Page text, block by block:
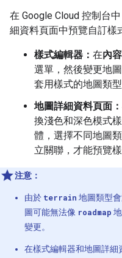
在 Google Cloud 控制台
細資料頁面中預覽自訂樣
樣式編輯器： 在內
選單，然後變更地
套用樣式的地圖類型
地圖詳細資料頁面：
換淺色和深色模式
體，選擇不同地圖
立關聯，才能預覽樣
注意：
由於 terrain 地圖類型
圖可能無法像 roadmap
變更。
在樣式編輯器和地圖詳細